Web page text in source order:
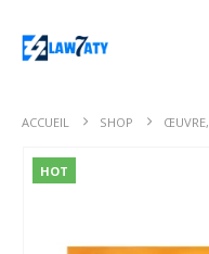
ACCUEIL SHOP ŒUVRE,
HOT